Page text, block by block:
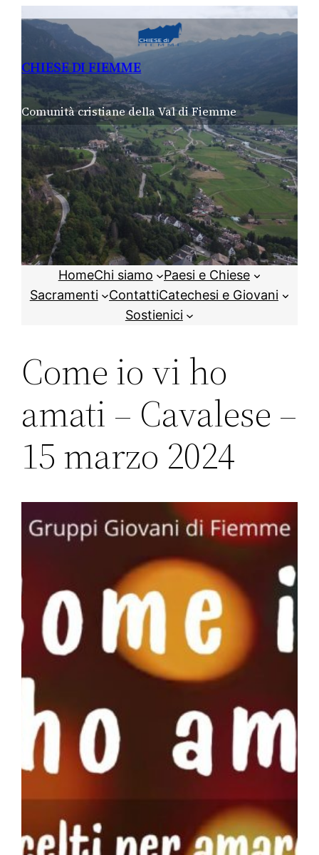
CHIESE DI FIEMME
Comunità cristiane della Val di Fiemme
HomeChi siamo
Paesi e Chiese
Sacramenti
ContattiCatechesi e Giovani
Sostienici
Come io vi ho
amati – Cavalese –
15 marzo 2024